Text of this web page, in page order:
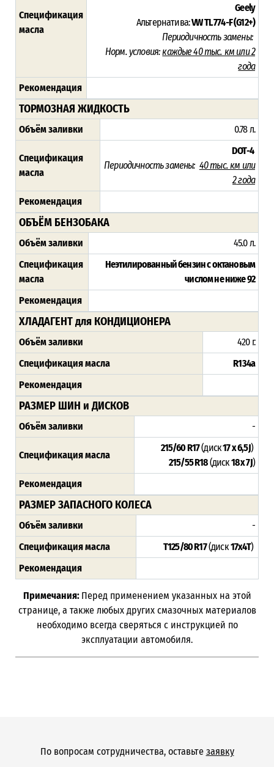
Спецификация
масла
Geely
Альтернатива:VW TL 774-F (G12+)
Периодичность замены:
Норм. условия:каждые 40 тыс. км или 2
года
Рекомендация
ТОРМОЗНАЯ ЖИДКОСТЬ
Объём заливки 0.78 л.
Спецификация
масла
DOT-4
Периодичность замены: 40 тыс. км или
2года
Рекомендация
ОБЪЁМ БЕНЗОБАКА
Объём заливки
45.0 л.
Спецификация
масла
Неэтилированный бензин с октановым
числом не ниже 92
Рекомендация
ХЛАДАГЕНТ для КОНДИЦИОНЕРА
Объём заливки
420 г.
Спецификация масла
R134a
Рекомендация
РАЗМЕР ШИН и ДИСКОВ
Объём заливки -
Спецификация масла
215/60 R17(диск17 x 6,5J)
215/55 R18(диск18 x 7J)
Рекомендация
РАЗМЕР ЗАПАСНОГО КОЛЕСА
Объём заливки
-
Спецификация масла
T125/80 R17(диск17х4Т)
Рекомендация
Примечания: Перед применением указанных на этой
странице, а также любых других смазочных материалов
необходимо всегда сверяться с инструкцией по
эксплуатации автомобиля.
По вопросам сотрудничества, оставьте заявку